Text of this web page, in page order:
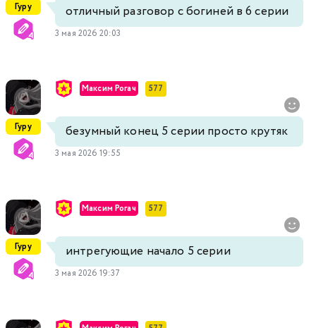
Гуру отличный разговор с богиней в 6 серии
3 мая 2026 20:03
Гуру
Максим Рогач 577
безумный конец 5 серии просто крутяк
3 мая 2026 19:55
Гуру
Максим Рогач 577
интрегующие начало 5 серии
3 мая 2026 19:37